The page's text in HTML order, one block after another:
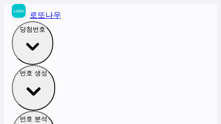
로또나우
당첨번호
번호 생성
번호 분석